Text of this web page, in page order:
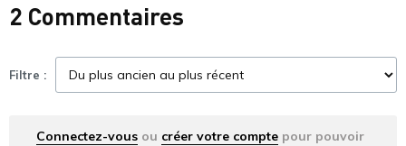
2 Commentaires
Filtre :
Connectez-vous ou créer votre compte pour pouvoir